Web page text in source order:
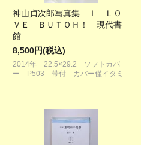
神山貞次郎写真集 Ｉ ＬＯ
ＶＥ ＢＵＴＯＨ！ 現代書
館
8,500円(税込)
2014年 22.5×29.2 ソフトカバ
ー P503 帯付 カバー僅イタミ